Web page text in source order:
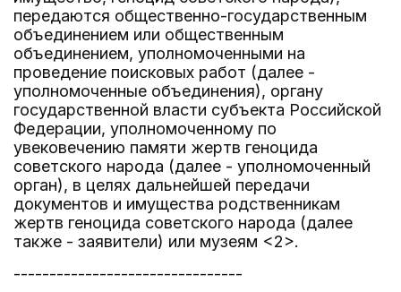
передаются общественно-государственным
объединением или общественным
объединением, уполномоченными на
проведение поисковых работ (далее -
уполномоченные объединения), органу
государственной власти субъекта Российской
Федерации, уполномоченному по
увековечению памяти жертв геноцида
советского народа (далее - уполномоченный
орган), в целях дальнейшей передачи
документов и имущества родственникам
жертв геноцида советского народа (далее
также - заявители) или музеям <2>.
--------------------------------